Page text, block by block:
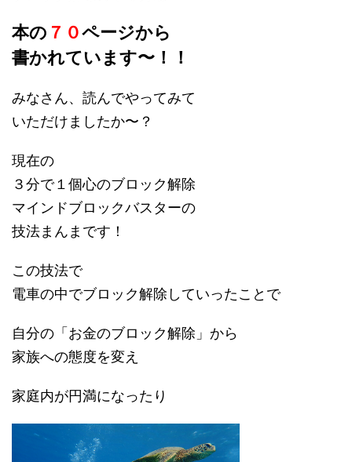
本の ７０ページから
書かれています〜！！
みなさん、読んでやってみて
いただけましたか〜？
現在の
３分で１個心のブロック解除
マインドブロックバスターの
技法まんまです！
この技法で
電車の中でブロック解除していったことで
自分の「お金のブロック解除」から
家族への態度を変え
家庭内が円満になったり